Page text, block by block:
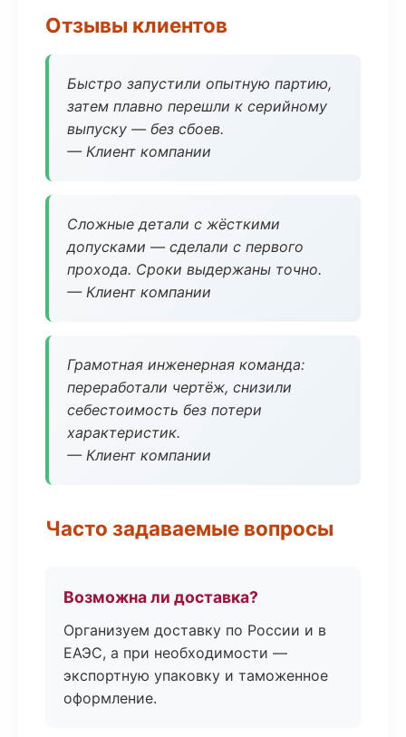
Отзывы клиентов
Быстро запустили опытную партию,
затем плавно перешли к серийному
выпуску — без сбоев.
— Клиент компании
Сложные детали с жёсткими
допусками — сделали с первого
прохода. Сроки выдержаны точно.
— Клиент компании
Грамотная инженерная команда:
переработали чертёж, снизили
себестоимость без потери
характеристик.
— Клиент компании
Часто задаваемые вопросы
Возможна ли доставка?
Организуем доставку по России и в
ЕАЭС, а при необходимости —
экспортную упаковку и таможенное
оформление.